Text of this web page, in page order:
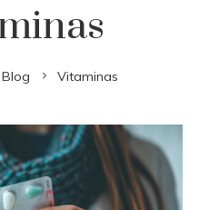
Blog Vitaminas